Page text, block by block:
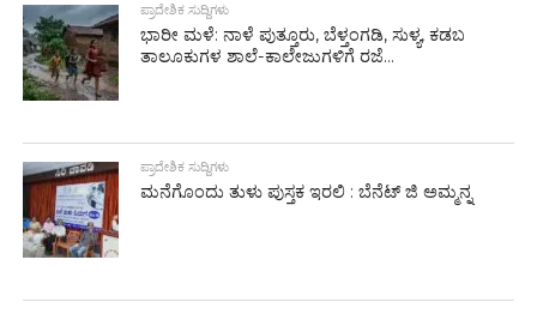
ಪ್ರಾದೇಶಿಕ ಸುದ್ದಿಗಳು
ಭಾರೀ ಮಳೆ: ನಾಳೆ ಪುತ್ತೂರು, ಬೆಳ್ತಂಗಡಿ, ಸುಳ್ಯ, ಕಡಬ
ತಾಲೂಕುಗಳ ಶಾಲೆ-ಕಾಲೇಜುಗಳಿಗೆ ರಜೆ...
ಪ್ರಾದೇಶಿಕ ಸುದ್ದಿಗಳು
ಮನೆಗೊಂದು ತುಳು ಪುಸ್ತಕ ಇರಲಿ : ಬೆನೆಟ್ ಜಿ ಅಮ್ಮನ್ನ